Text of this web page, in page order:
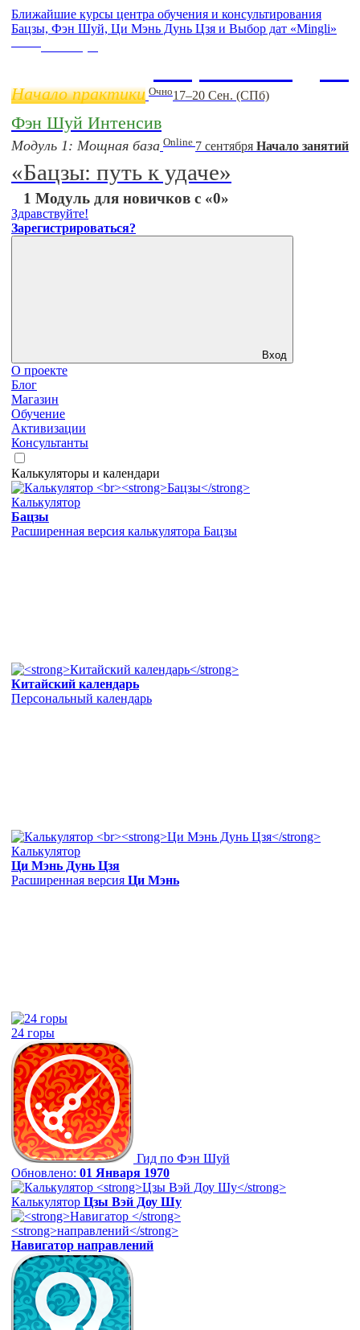
Ближайшие курсы центра обучения и консультирования
Бацзы, Фэн Шуй, Ци Мэнь Дунь Цзя и Выбор дат «Mingli»
Начало практики Очно17–20 Сен. (СПб)
Фэн Шуй Интенсив
Модуль 1: Мощная база Online 7 сентября Начало занятий
«Бацзы: путь к удаче»
1 Модуль для новичков с «0»
Здравствуйте!
Зарегистрироваться?
Вход
О проекте
Блог
Магазин
Обучение
Активизации
Консультанты
Калькуляторы и календари
Калькулятор
Бацзы
Расширенная версия калькулятора Бацзы
Китайский календарь
Персональный календарь
Калькулятор
Ци Мэнь Дунь Цзя
Расширенная версия Ци Мэнь
24 горы
Гид по Фэн Шуй
Обновлено: 01 Января 1970
Калькулятор Цзы Вэй Доу Шу
Навигатор направлений